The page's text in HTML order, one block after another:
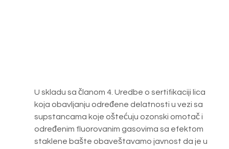
U skladu sa članom 4. Uredbe o sertifikaciji lica
koja obavljanju određene delatnosti u vezi sa
supstancama koje oštećuju ozonski omotač i
određenim fluorovanim gasovima sa efektom
staklene bašte obaveštavamo javnost da je u